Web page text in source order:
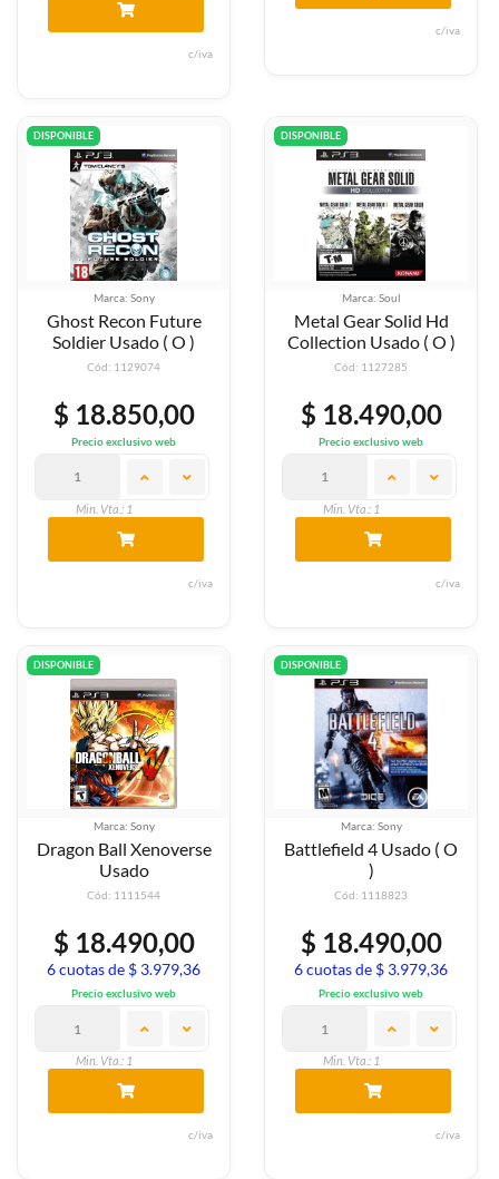
c/iva
c/iva
DISPONIBLE
Marca: Sony
Ghost Recon Future
Soldier Usado ( O )
Cód: 1129074
$ 18.850,00
Precio exclusivo web
Min. Vta.: 1
c/iva
DISPONIBLE
Marca: Soul
Metal Gear Solid Hd
Collection Usado ( O )
Cód: 1127285
$ 18.490,00
Precio exclusivo web
Min. Vta.: 1
c/iva
DISPONIBLE
Marca: Sony
Dragon Ball Xenoverse
Usado
Cód: 1111544
$ 18.490,00
6 cuotas de $ 3.979,36
Precio exclusivo web
Min. Vta.: 1
c/iva
DISPONIBLE
Marca: Sony
Battlefield 4 Usado ( O
)
Cód: 1118823
$ 18.490,00
6 cuotas de $ 3.979,36
Precio exclusivo web
Min. Vta.: 1
c/iva